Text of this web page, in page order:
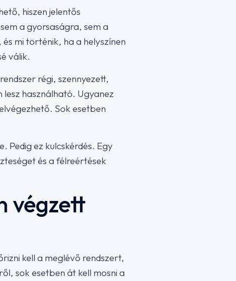
hiszen jelentős
a gyorsaságra, sem a
mi történik, ha a helyszínen
válik.
régi, szennyezett,
használható. Ugyanez
Sok esetben
Pedig ez kulcskérdés. Egy
és a félreértések
végzett
kell a meglévő rendszert,
sok esetben át kell mosni a